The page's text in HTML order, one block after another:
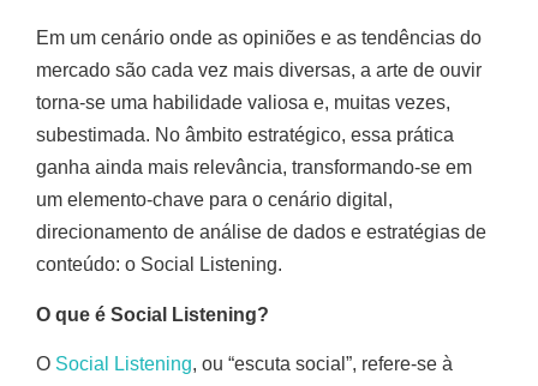
Em um cenário onde as opiniões e as tendências do
mercado são cada vez mais diversas, a arte de ouvir
torna-se uma habilidade valiosa e, muitas vezes,
subestimada. No âmbito estratégico, essa prática
ganha ainda mais relevância, transformando-se em
um elemento-chave para o cenário digital,
direcionamento de análise de dados e estratégias de
conteúdo: o Social Listening.
O que é Social Listening?
O Social Listening, ou “escuta social”, refere-se à